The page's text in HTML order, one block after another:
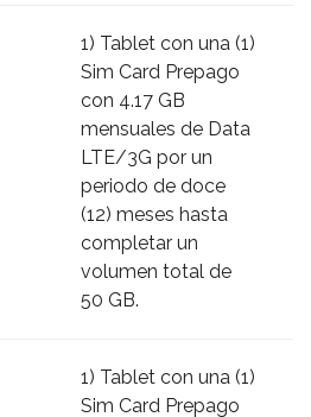
1) Tablet con una (1)
Sim Card Prepago
con 4.17 GB
mensuales de Data
LTE/3G por un
periodo de doce
(12) meses hasta
completar un
volumen total de
50 GB.
1) Tablet con una (1)
Sim Card Prepago